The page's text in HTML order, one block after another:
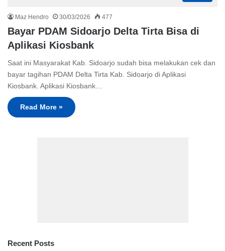
Maz Hendro 30/03/2026 477
Bayar PDAM Sidoarjo Delta Tirta Bisa di
Aplikasi Kiosbank
Saat ini Masyarakat Kab. Sidoarjo sudah bisa melakukan cek dan
bayar tagihan PDAM Delta Tirta Kab. Sidoarjo di Aplikasi
Kiosbank. Aplikasi Kiosbank…
Read More »
Recent Posts